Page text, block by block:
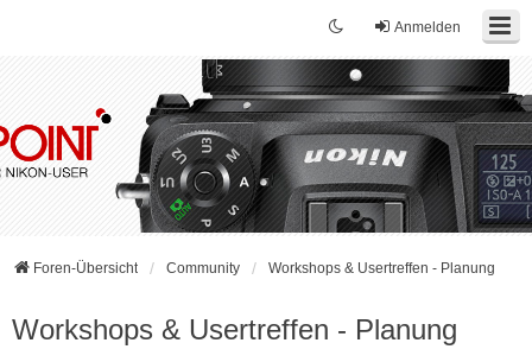
Anmelden
Foren-Übersicht Community Workshops & Usertreffen - Planung
Workshops & Usertreffen - Planung